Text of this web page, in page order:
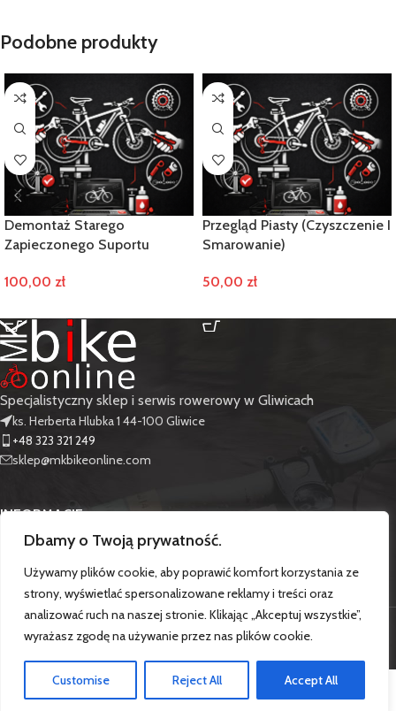
Dbamy o Twoją prywatność.
Używamy plików cookie, aby poprawić komfort korzystania ze
strony, wyświetlać spersonalizowane reklamy i treści oraz
analizować ruch na naszej stronie. Klikając „Akceptuj wszystkie”,
wyrażasz zgodę na używanie przez nas plików cookie.
Customise Reject All Accept All
Podobne produkty
Demontaż Starego
Zapieczonego Suportu
100,00 zł
Przegląd Piasty (Czyszczenie I
Smarowanie)
50,00 zł
Specjalistyczny sklep i serwis rowerowy w Gliwicach
ks. Herberta Hlubka 1 44-100 Gliwice
+48 323 321 249
sklep@mkbikeonline.com
INFORMACJE
PRODUKTY
CopyrightMkBikeOnlinetheme2026.